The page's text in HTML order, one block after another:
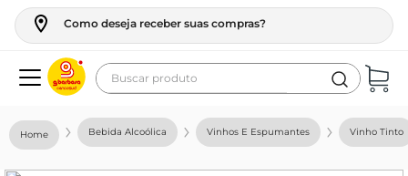
Como deseja receber suas compras?
Buscar produto
Bebida Alcoólica Vinhos E Espumantes Vinho Tinto
geladeira